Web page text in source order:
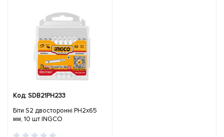
Код: SDB21PH233
Біти S2 двосторонні PH2х65
мм, 10 шт INGCO